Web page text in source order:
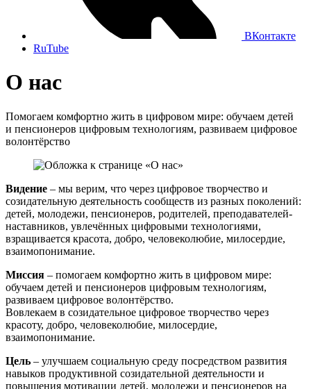
ВКонтакте
RuTube
О нас
Помогаем комфортно жить в цифровом мире: обучаем детей
и пенсионеров цифровым технологиям, развиваем цифровое
волонтёрство
Видение – мы верим, что через цифровое творчество и
созидательную деятельность сообществ из разных поколений:
детей, молодежи, пенсионеров, родителей, преподавателей-
наставников, увлечённых цифровыми технологиями,
взращивается красота, добро, человеколюбие, милосердие,
взаимопонимание.
Миссия – помогаем комфортно жить в цифровом мире:
обучаем детей и пенсионеров цифровым технологиям,
развиваем цифровое волонтёрство.
Вовлекаем в созидательное цифровое творчество через
красоту, добро, человеколюбие, милосердие,
взаимопонимание.
Цель – улучшаем социальную среду посредством развития
навыков продуктивной созидательной деятельности и
повышения мотивации детей, молодежи и пенсионеров на